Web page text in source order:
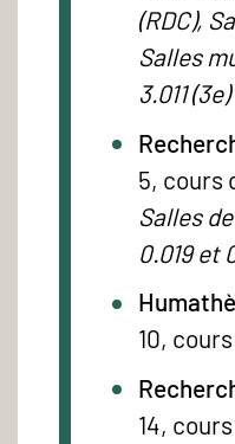
(RDC),
Salles
3.011 (3e)
5, cours
Salles
0.019 et
10,
14,